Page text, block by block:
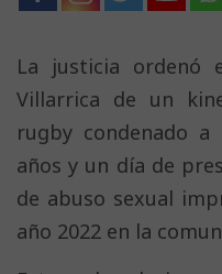
La justicia ordenó
Villarrica de un
rugby condenado
años y un día de
de abuso sexual
año 2022 en la